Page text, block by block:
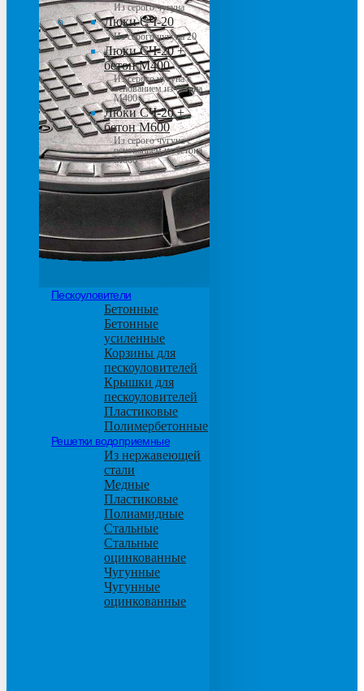
Из серого чугуна
Люки СЧ-20
Из серого чугуна 20
Люки СЧ-20 +
бетон М400
Из серого чугуна с
основанием из бетона
М400
Люки СЧ-20 +
бетон М600
Из серого чугуна с
основанием из бетона
М600
Пескоуловители
Бетонные
Бетонные
усиленные
Корзины для
пескоуловителей
Крышки для
пескоуловителей
Пластиковые
Полимербетонные
Решетки водоприемные
Из нержавеющей
стали
Медные
Пластиковые
Полиамидные
Стальные
Стальные
оцинкованные
Чугунные
Чугунные
оцинкованные